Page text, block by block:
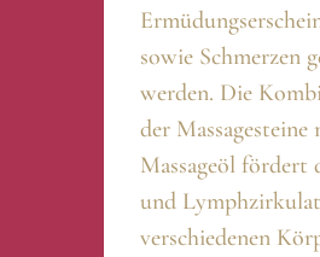
sowie Schmerzen
werden. Die
der Massagesteine
Massageöl fördert
und
verschiedenen